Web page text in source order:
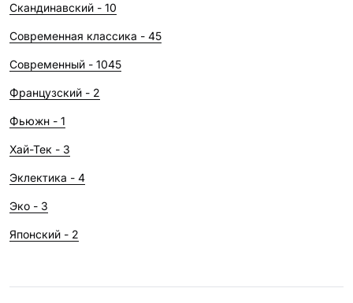
Скандинавский - 10
Современная классика - 45
Современный - 1045
Французский - 2
Фьюжн - 1
Хай-Тек - 3
Эклектика - 4
Эко - 3
Японский - 2